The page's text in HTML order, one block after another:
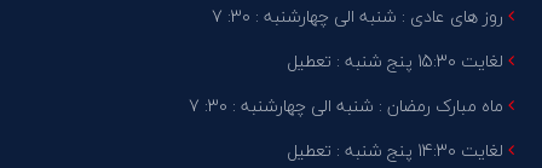
روز های عادی : شنبه الی چهارشنبه : 30: 7
لغایت 15:30 پنج شنبه : تعطیل
ماه مبارک رمضان : شنبه الی چهارشنبه : 30: 7
لغایت 14:30 پنج شنبه : تعطیل